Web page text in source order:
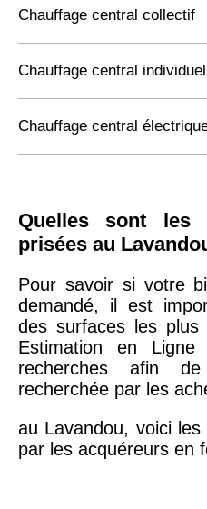
Chauffage central collectif
Chauffage central individuel
Chauffage central
Quelles sont les
prisées au
Pour savoir si votre
demandé, il est
des surfaces les plus
Estimation en
recherches afin
recherchée par les
au Lavandou, voici
par les acquéreurs en